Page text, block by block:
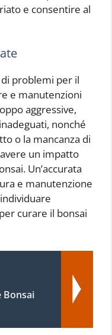
e consentire al
di problemi per il
e manutenzioni
aggressive,
nonché
o la mancanza di
un impatto
Un’accurata
e manutenzione
curare il bonsai
Bonsai